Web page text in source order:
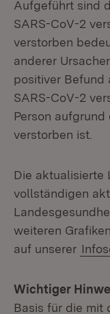
Aufgeführt sind
SARS-CoV-2
verstorben
anderer
positiver Befund
SARS-CoV-2
Person
verstorben ist.
Die aktualisierte
vollständigen
weiteren
auf unserer
Wichtiger
Basis für die mit